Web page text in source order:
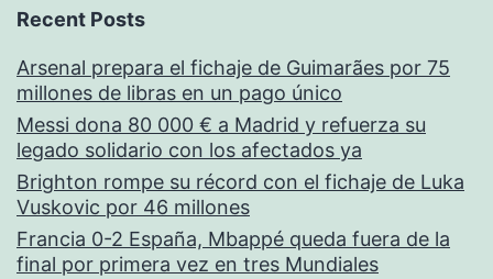
Recent Posts
Arsenal prepara el fichaje de Guimarães por 75
millones de libras en un pago único
Messi dona 80 000 € a Madrid y refuerza su
legado solidario con los afectados ya
Brighton rompe su récord con el fichaje de Luka
Vuskovic por 46 millones
Francia 0-2 España, Mbappé queda fuera de la
final por primera vez en tres Mundiales